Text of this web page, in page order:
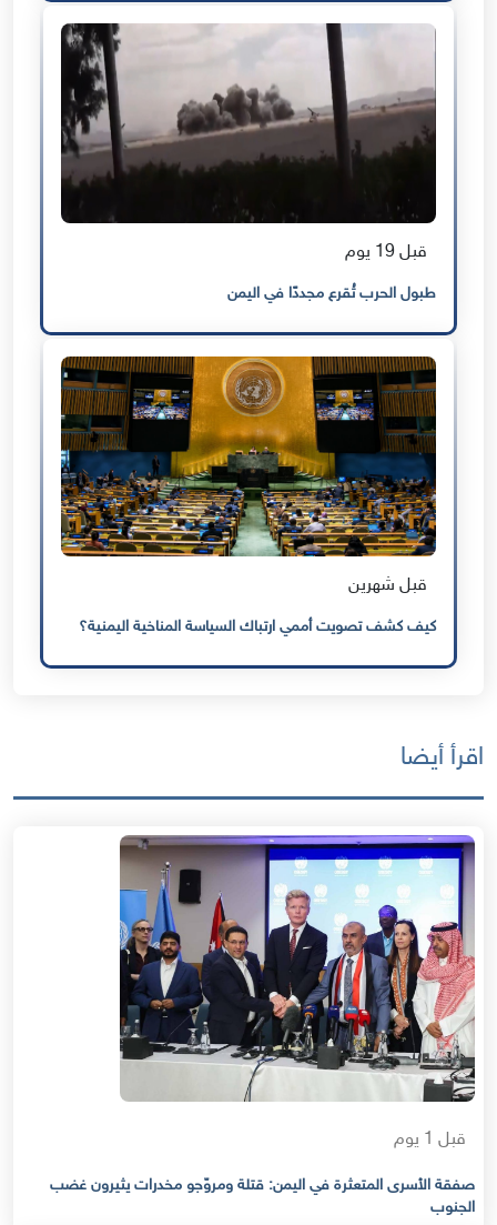
قبل 19 يوم
طبول الحرب تُقرع مجددًا في اليمن
قبل شهرين
كيف كشف تصويت أممي ارتباك السياسة المناخية اليمنية؟
اقرأ أيضا
قبل 1 يوم
صفقة الأسرى المتعثرة في اليمن: قتلة ومروّجو مخدرات يثيرون غضب
الجنوب